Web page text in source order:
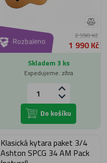
Rozbaleno
2 590 Kč
1 990 Kč
Skladem 3 ks
Expedujeme: zítra
Do košíku
Klasická kytara paket 3/4
Ashton SPCG 34 AM Pack